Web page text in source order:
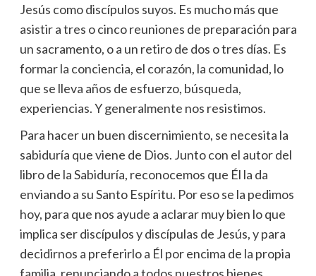
Jesús como discípulos suyos. Es mucho más que
asistir a tres o cinco reuniones de preparación para
un sacramento, o a un retiro de dos o tres días. Es
formar la conciencia, el corazón, la comunidad, lo
que se lleva años de esfuerzo, búsqueda,
experiencias. Y generalmente nos resistimos.
Para hacer un buen discernimiento, se necesita la
sabiduría que viene de Dios. Junto con el autor del
libro de la Sabiduría, reconocemos que Él la da
enviando a su Santo Espíritu. Por eso se la pedimos
hoy, para que nos ayude a aclarar muy bien lo que
implica ser discípulos y discípulas de Jesús, y para
decidirnos a preferirlo a Él por encima de la propia